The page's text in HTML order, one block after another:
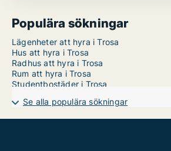
Populära sökningar
Lägenheter att hyra i Trosa
Hus att hyra i Trosa
Radhus att hyra i Trosa
Rum att hyra i Trosa
Studentbostäder i Trosa
Se alla populära sökningar